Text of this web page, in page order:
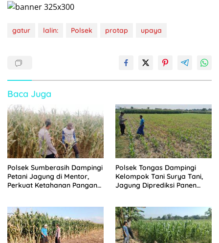
gatur lalin: Polsek protap upaya
Baca Juga
Polsek Sumberasih Dampingi
Petani Jagung di Mentor,
Perkuat Ketahanan Pangan
Polsek Tongas Dampingi
Kelompok Tani Surya Tani,
Jagung Diprediksi Panen